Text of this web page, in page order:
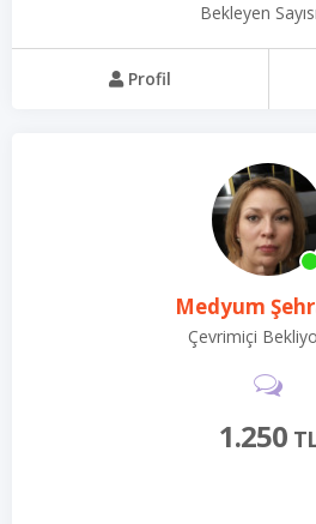
Bekleyen
Profil
Medyum
Çevrimiçi
1.250